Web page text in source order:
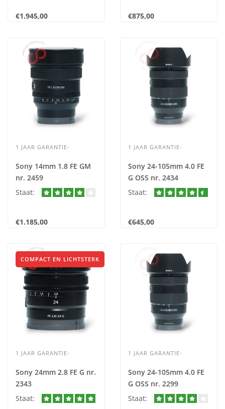
€1.945,00 €875,00
1 JAAR GARANTIE-
Sony 14mm 1.8 FE GM
nr. 2459
Staat:
€1.185,00
1 JAAR GARANTIE-
Sony 24-105mm 4.0 FE
G OSS nr. 2434
Staat:
€645,00
COMPACT EN LICHTSTERK
1 JAAR GARANTIE-
Sony 24mm 2.8 FE G nr.
2343
Staat:
1 JAAR GARANTIE-
Sony 24-105mm 4.0 FE
G OSS nr. 2299
Staat: